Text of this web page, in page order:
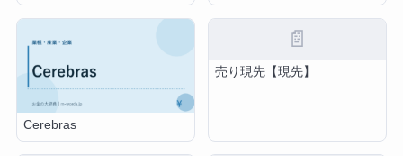
Cerebras
📄
売り現先【現先】